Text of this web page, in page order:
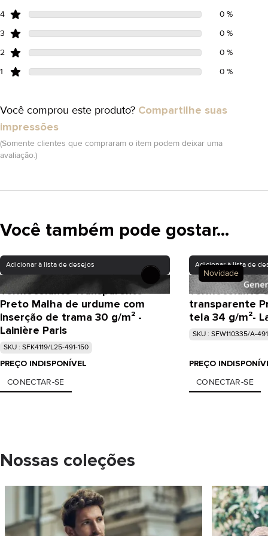
4
0 %
3
0 %
2
0 %
1
0 %
Você comprou este produto? Compartilhe suas
impressões
(Somente clientes que compraram o item podem deixar uma
avaliação.)
Você também pode gostar...
Adicionar à lista de desejos
Termocolante Transparente
Preto Malha de urdume com
inserção de trama 30 g/m² -
Lainière Paris
SKU : SFK4119/L25-491-150
PREÇO INDISPONÍVEL
CONECTAR-SE
Novidade
Adicionar à lista de
Termocolante
transparente
tela 34 g/m²-
SKU : SFW110335/A-
PREÇO
CONECTAR-SE
Nossas coleções